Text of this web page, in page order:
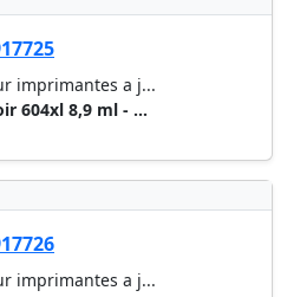
imprimantes a j...
t7903 xl (20...
imprimantes a j...
t7904 xl (2000...